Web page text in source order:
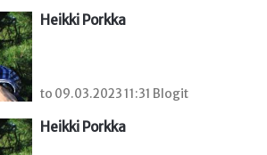
Heikki Porkka
to 09.03.2023 11:31 Blogit
Heikki Porkka